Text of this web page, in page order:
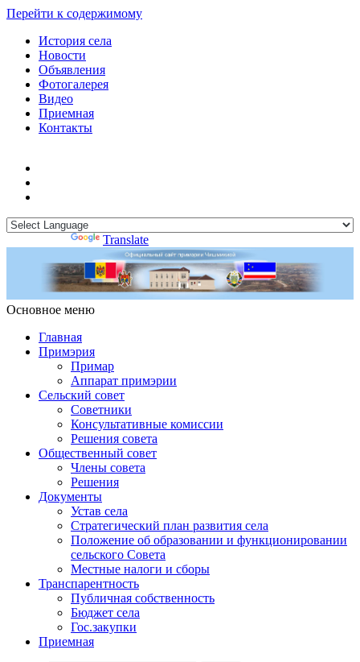
Перейти к содержимому
История села
Новости
Объявления
Фотогалерея
Видео
Приемная
Контакты
Translate
Основное меню
Примэрия Чишмикиой
Главная
Примэрия
Примар
Аппарат примэрии
Сельский совет
Советники
Консультативные комиссии
Решения совета
Общественный совет
Члены совета
Решения
Документы
Устав села
Стратегический план развития села
Положение об образовании и функционировании
сельского Совета
Местные налоги и сборы
Транспарентность
Публичная собственность
Бюджет села
Гос.закупки
Приемная